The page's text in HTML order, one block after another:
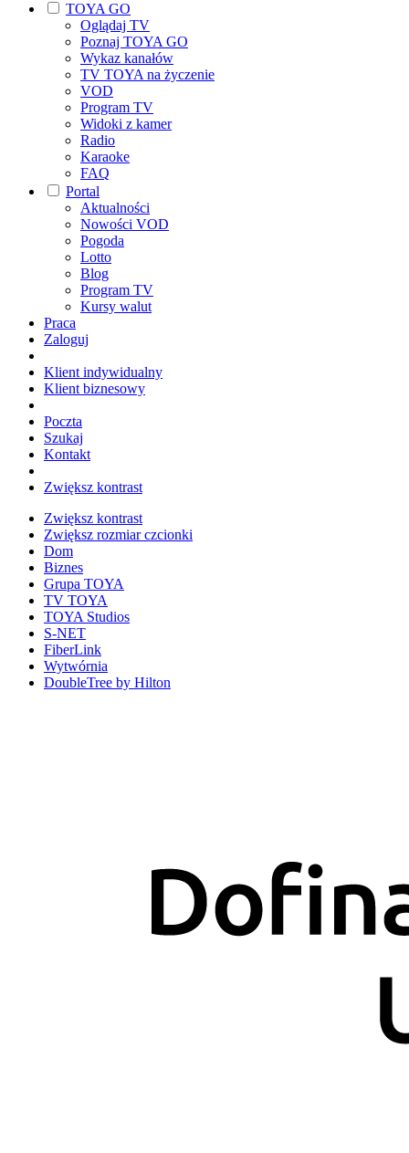
TOYA GO
Oglądaj TV
Poznaj TOYA GO
Wykaz kanałów
TV TOYA na życzenie
VOD
Program TV
Widoki z kamer
Radio
Karaoke
FAQ
Portal
Aktualności
Nowości VOD
Pogoda
Lotto
Blog
Program TV
Kursy walut
Praca
Zaloguj
Klient indywidualny
Klient biznesowy
Poczta
Szukaj
Kontakt
Zwiększ kontrast
Zwiększ kontrast
Zwiększ rozmiar czcionki
Dom
Biznes
Grupa TOYA
TV TOYA
TOYA Studios
S-NET
FiberLink
Wytwórnia
DoubleTree by Hilton